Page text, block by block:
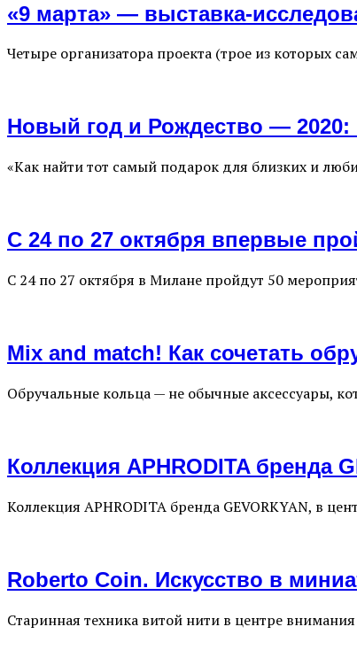
«9 марта» — выставка-
Четыре организатора проекта (трое из которых
Новый год и Рождество — 2020:
«Как найти тот самый подарок для близких и
С 24 по 27 октября впервые
С 24 по 27 октября в Милане пройдут 50
Mix and match! Как сочетать
Обручальные кольца — не обычные аксессуары,
Коллекция APHRODITA бренда
Коллекция APHRODITA бренда GEVORKYAN, в
Roberto Coin. Искусство в
Старинная техника витой нити в центре